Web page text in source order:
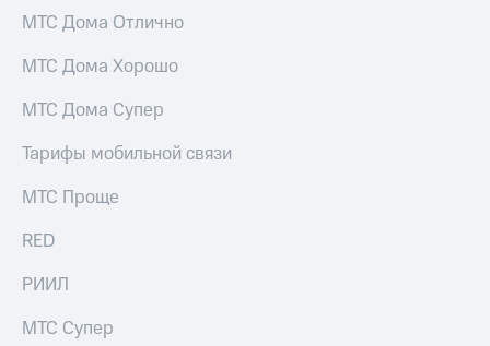
МТС Дома Отлично
МТС Дома Хорошо
МТС Дома Супер
Тарифы мобильной связи
МТС Проще
RED
РИИЛ
МТС Супер